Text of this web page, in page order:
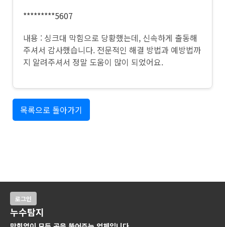
*********5607
내용 : 싱크대 막힘으로 당황했는데, 신속하게 출동해
주셔서 감사했습니다. 전문적인 해결 방법과 예방법까
지 알려주셔서 정말 도움이 많이 되었어요.
목록으로 돌아가기
로그인
누수탐지